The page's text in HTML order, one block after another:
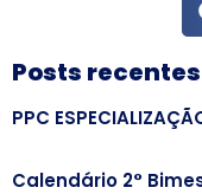
Posts recentes
PPC
Calendário 2°